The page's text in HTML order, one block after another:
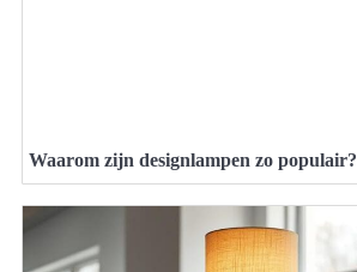
Waarom zijn designlampen zo populair?